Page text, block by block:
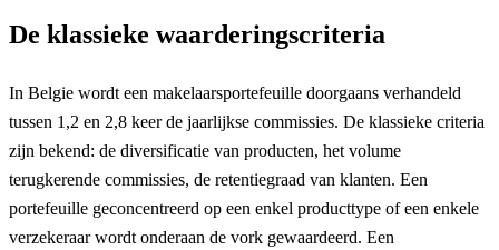
De klassieke waarderingscriteria
In Belgie wordt een makelaarsportefeuille doorgaans verhandeld
tussen 1,2 en 2,8 keer de jaarlijkse commissies. De klassieke criteria
zijn bekend: de diversificatie van producten, het volume
terugkerende commissies, de retentiegraad van klanten. Een
portefeuille geconcentreerd op een enkel producttype of een enkele
verzekeraar wordt onderaan de vork gewaardeerd. Een